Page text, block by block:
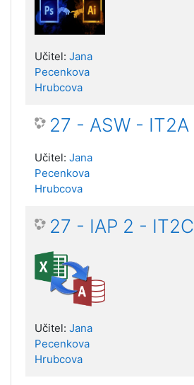
Učitel: Jana
Pecenkova
Hrubcova
27 - ASW - IT2A
Učitel: Jana
Pecenkova
Hrubcova
27 - IAP 2 - IT2C
Učitel: Jana
Pecenkova
Hrubcova